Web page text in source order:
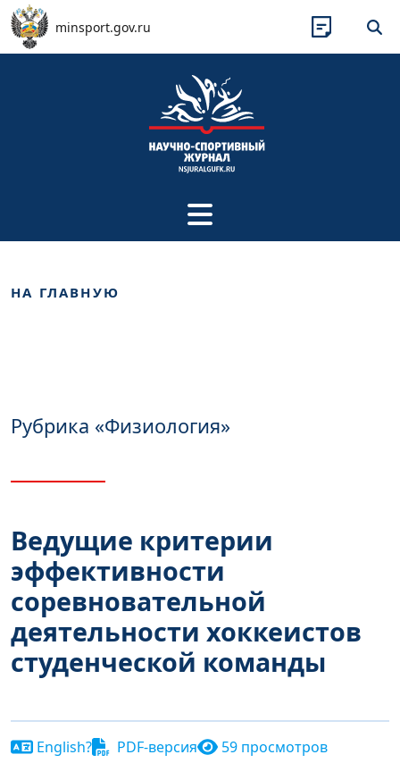
Перейти к основному содержанию
minsport.gov.ru
НА ГЛАВНУЮ
Рубрика «Физиология»
Ведущие критерии
эффективности
соревновательной
деятельности хоккеистов
студенческой команды
English? PDF-версия 59 просмотров